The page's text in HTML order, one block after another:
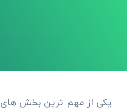
یکی از مهم ترین بخش